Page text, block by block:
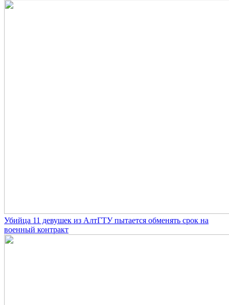
Убийца 11 девушек из АлтГТУ пытается обменять срок на
военный контракт